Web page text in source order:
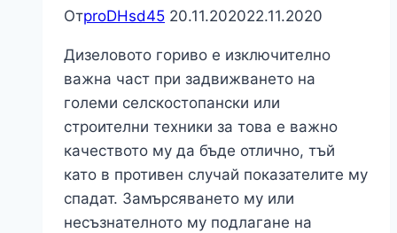
ОтproDHsd45 20.11.202022.11.2020
Дизеловото гориво е изключително
важна част при задвижването на
големи селскостопански или
строителни техники за това е важно
качеството му да бъде отлично, тъй
като в противен случай показателите му
спадат. Замърсяването му или
несъзнателното му подлагане на